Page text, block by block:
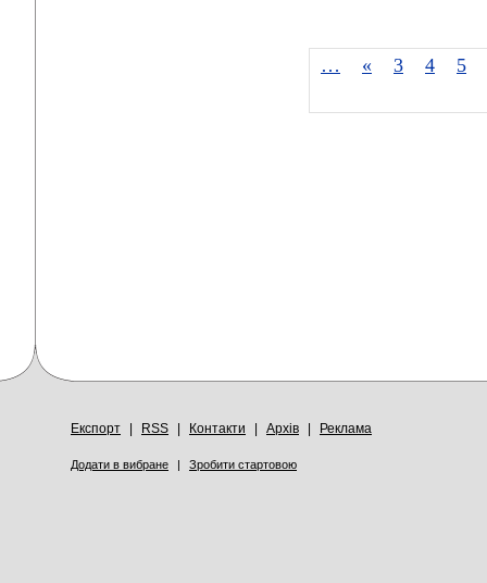
… « 3 4 5
Експорт RSS Контакти Архів Реклама
Додати в вибране | Зробити стартовою